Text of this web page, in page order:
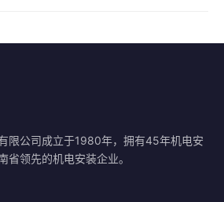
限公司成立于1980年，拥有45年机电安
省领先的机电安装企业。